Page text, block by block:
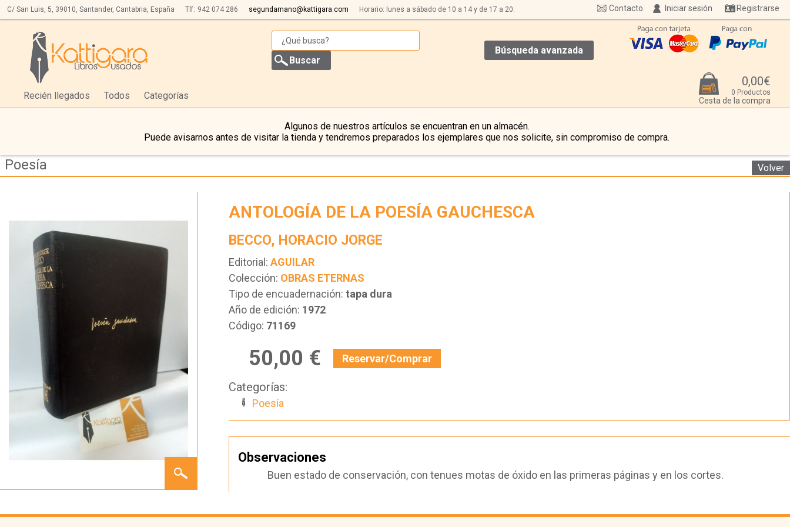
C/ San Luis, 5, 39010, Santander, Cantabria, España Tlf: 942 074 286 segundamano@kattigara.com Horario: lunes a sábado de 10 a 14 y de 17 a 20. Iniciar sesión Registrarse
Contacto
Búsqueda avanzada
Recién llegados Todos Categorías
0,00€
0 Productos
Cesta de la compra
Algunos de nuestros artículos se encuentran en un almacén.
Puede avisarnos antes de visitar la tienda y tendremos preparados los ejemplares que nos solicite, sin compromiso de compra.
Poesía Volver
DE LA
ANTOLOGÍA DE LA POESÍA GAUCHESCA
BECCO, HORACIO JORGE
Editorial: AGUILAR
Colección: OBRAS ETERNAS
Tipo de encuadernación: tapa dura
Año de edición: 1972
Código: 71169
50,00 € Reservar/Comprar
Categorías:
Poesía
Observaciones
Buen estado de conservación, con tenues motas de óxido en las primeras páginas y en los cortes.